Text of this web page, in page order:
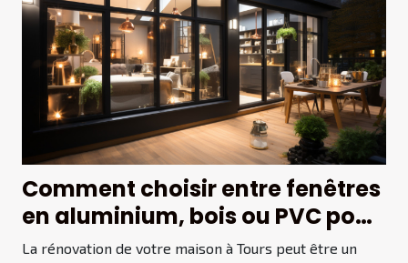
Comment choisir entre fenêtres
en aluminium, bois ou PVC pour
rénover votre maison à Tours
La rénovation de votre maison à Tours peut être un